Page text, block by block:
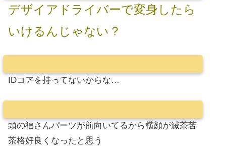
デザイアドライバーで変身したら
いけるんじゃない？
IDコアを持ってないからな…
頭の福さんパーツが前向いてるから横顔が滅茶苦
茶格好良くなったと思う